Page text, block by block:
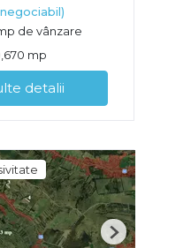
de vânzare
mp
detalii
Next